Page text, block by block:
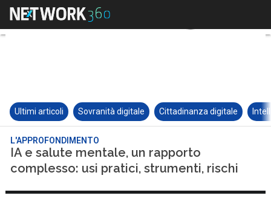
Ultimi articoli Sovranità digitale Cittadinanza digitale
L'APPROFONDIMENTO
IA e salute mentale, un rapporto
complesso: usi pratici, strumenti, rischi